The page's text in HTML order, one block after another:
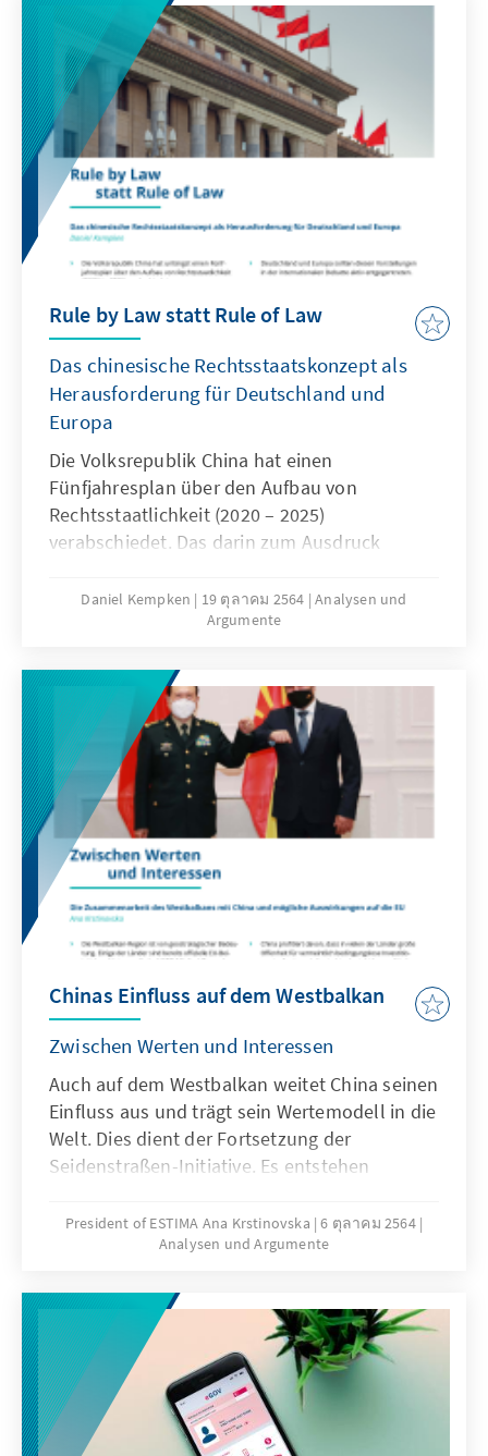
Auswahlkriterien und Listenaufstellungen
auswirkt? Und geht zukünftig ein politisches
Amt automatisch mit politischem Influencer-
Dasein einher?
Rule by Law statt Rule of Law
Das chinesische Rechtsstaatskonzept als
Herausforderung für Deutschland und
Europa
Die Volksrepublik China hat einen
Fünfjahresplan über den Aufbau von
Rechtsstaatlichkeit (2020 – 2025)
verabschiedet. Das darin zum Ausdruck
in zentralen Punkten dem europäischen
Verständnis von Rule of Law. Erklärtes Ziel ist
sollte sich Deutschland positionieren?
Daniel Kempken 19 ตุลาคม 2564 Analysen und
Argumente
Chinas Einfluss auf dem Westbalkan
Zwischen Werten und Interessen
Auch auf dem Westbalkan weitet China seinen
Einfluss aus und trägt sein Wertemodell in die
Welt. Dies dient der Fortsetzung der
Seidenstraßen-Initiative. Es entstehen
Schulden als politischer Hebel eingesetzt
werden können. Zudem schaffte es China in
präsentieren, während die EU nicht als
Sicherheitsnetz wahrgenommen wurde. Das
Vertrauen nimmt ab. Aber auch Chinas
Engagement zeigt Schwachstellen auf. Was
folgt daraus?
President of ESTIMA Ana Krstinovska 6 ตุลาคม 2564
Analysen und Argumente